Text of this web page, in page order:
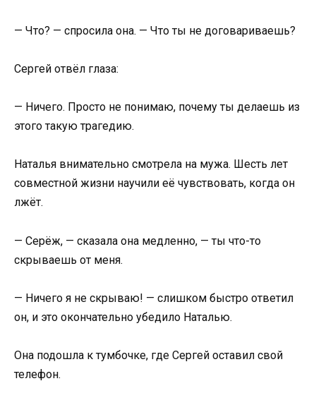
— Что? — спросила она. — Что ты не договариваешь?
Сергей отвёл глаза:
— Ничего. Просто не понимаю, почему ты делаешь из
этого такую трагедию.
Наталья внимательно смотрела на мужа. Шесть лет
совместной жизни научили её чувствовать, когда он
лжёт.
— Серёж, — сказала она медленно, — ты что-то
скрываешь от меня.
— Ничего я не скрываю! — слишком быстро ответил
он, и это окончательно убедило Наталью.
Она подошла к тумбочке, где Сергей оставил свой
телефон.